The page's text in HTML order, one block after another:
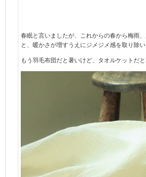
春眠と言いましたが、これからの春から梅雨
と、暖かさが増すうえにジメジメ感を取り除
もう羽毛布団だと暑いけど、タオルケットだ